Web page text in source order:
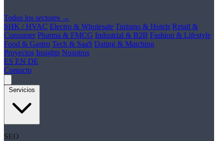
Todos los sectores →
SHK / HVAC Electro & Wholesale Turismo & Hotels Retail &
Consumer Pharma & FMCG Industrial & B2B Fashion & Lifestyle
Food & Gastro Tech & SaaS Dating & Matching
Proyectos Insights Nosotros
ES EN DE
Contacto
Servicios
SEO